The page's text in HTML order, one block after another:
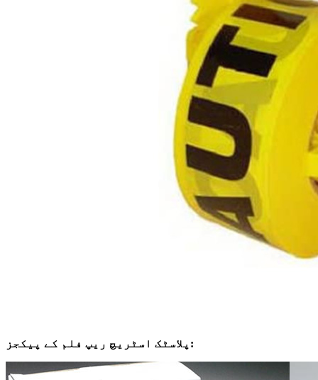
پلاسٹک اسٹریچ ریپ فلم کے پیکجز: